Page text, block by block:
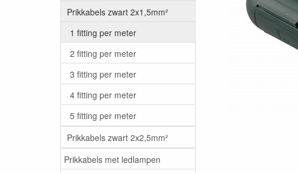
Prikkabels zwart 2x1,5mm²
1 fitting per meter
2 fitting per meter
3 fitting per meter
4 fitting per meter
5 fitting per meter
Prikkabels zwart 2x2,5mm²
Prikkabels met ledlampen